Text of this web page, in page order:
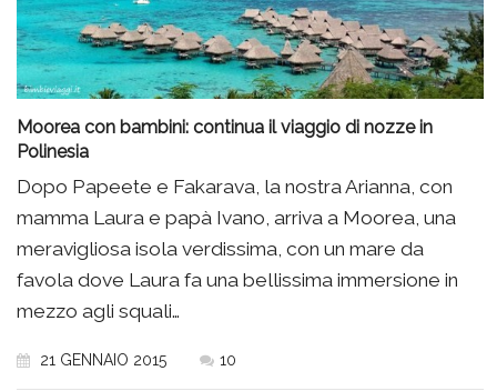
Moorea con bambini: continua il viaggio di nozze in
Polinesia
Dopo Papeete e Fakarava, la nostra Arianna, con
mamma Laura e papà Ivano, arriva a Moorea, una
meravigliosa isola verdissima, con un mare da
favola dove Laura fa una bellissima immersione in
mezzo agli squali…
21 GENNAIO 2015 10